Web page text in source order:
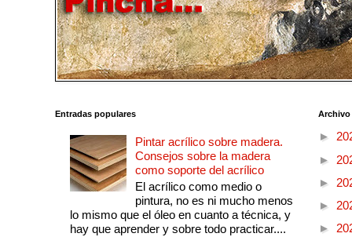
Entradas populares
Pintar acrílico sobre madera.
Consejos sobre la madera
como soporte del acrílico
El acrílico como medio o
pintura, no es ni mucho menos
lo mismo que el óleo en cuanto a técnica, y
hay que aprender y sobre todo practicar....
►
►
►
►
►